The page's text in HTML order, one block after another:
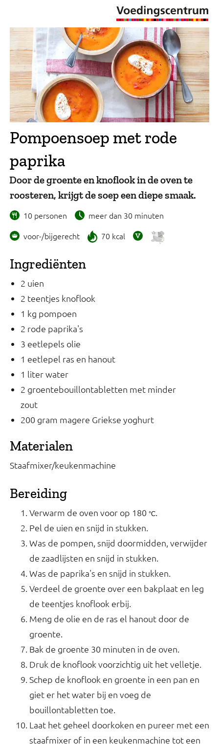
Pompoensoep met rode
paprika
Door de groente en knoflook in de oven te
roosteren, krijgt de soep een diepe smaak.
10 personen
meer dan 30 minuten
voor-/bijgerecht
70 kcal
Ingrediënten
2 uien
2 teentjes knoflook
1 kg pompoen
2 rode paprika's
3 eetlepels olie
1 eetlepel ras en hanout
1 liter water
2 groentebouillontabletten met minder
zout
200 gram magere Griekse yoghurt
Materialen
Staafmixer/keukenmachine
Bereiding
Verwarm de oven voor op 180 °C
Pel de uien en snijd in stukken.
Was de pompen, snijd doormidden, verwijder
de zaadlijsten en snijd in stukken.
Was de paprika's en snijd in stukken.
Verdeel de groente over een bakplaat en leg
de teentjes knoflook erbij.
Meng de olie en de ras el hanout door de
groente.
Bak de groente 30 minuten in de oven.
Druk de knoflook voorzichtig uit het velletje.
Schep de knoflook en groente in een pan en
giet er het water bij en voeg de
bouillontabletten toe.
Laat het geheel doorkoken en pureer met een
staafmixer of in een keukenmachine tot een